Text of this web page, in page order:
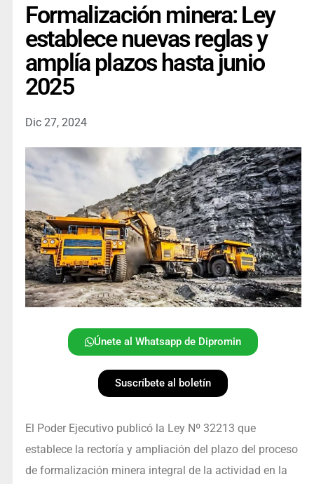
Formalización minera: Ley
establece nuevas reglas y
amplía plazos hasta junio
2025
Dic 27, 2024
Únete al Whatsapp de Dipromin
Suscríbete al boletín
El Poder Ejecutivo publicó la Ley Nº 32213 que
establece la rectoría y ampliación del plazo del proceso
de formalización minera integral de la actividad en la